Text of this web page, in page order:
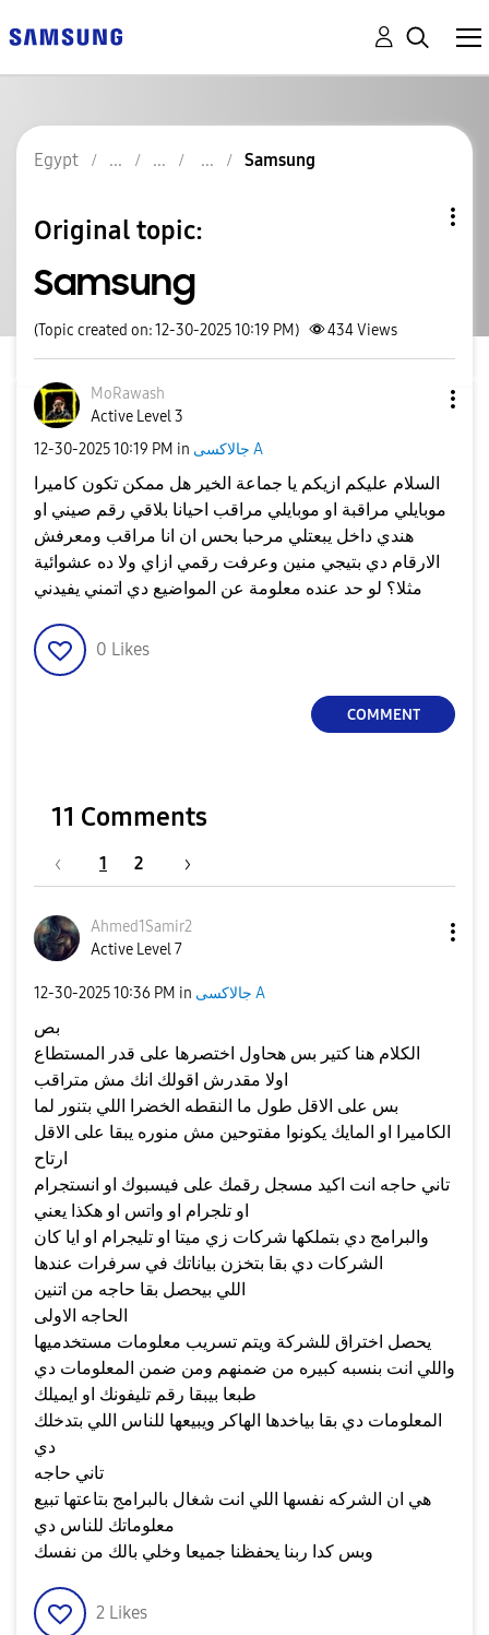
Egypt Samsung
Original topic:
Samsung
(Topic created on: 12-30-2025 10:19 PM) 434Views
MoRawash
Active Level 3
‎12-30-202510:19 PM in جالاكسى A
السلام عليكم ازيكم يا جماعة الخير هل ممكن تكون كاميرا
موبايلي مراقبة او موبايلي مراقب احيانا بلاقي رقم صيني او
هندي داخل يبعتلي مرحبا بحس ان انا مراقب ومعرفش
الارقام دي بتيجي منين وعرفت رقمي ازاي ولا ده عشوائية
0 Likes
COMMENT
11 Comments
1 2
Ahmed1Samir2
Active Level 7
‎12-30-202510:36 PM in جالاكسى A
بص
الكلام هنا كتير بس هحاول اختصرها على قدر المستطاع
اولا مقدرش اقولك انك مش متراقب
بس على الاقل طول ما النقطه الخضرا اللي بتنور لما
الكاميرا او المايك يكونوا مفتوحين مش منوره يبقا على الاقل
ارتاح
تاني حاجه انت اكيد مسجل رقمك على فيسبوك او انستجرام
او تلجرام او واتس او هكذا يعني
والبرامج دي بتملكها شركات زي ميتا او تليجرام او ايا كان
الشركات دي بقا بتخزن بياناتك في سرفرات عندها
اللي بيحصل بقا حاجه من اتنين
الحاجه الاولى
يحصل اختراق للشركة ويتم تسريب معلومات مستخدميها
واللي انت بنسبه كبيره من ضمنهم ومن ضمن المعلومات دي
طبعا بيبقا رقم تليفونك او ايميلك
المعلومات دي بقا بياخدها الهاكر ويبيعها للناس اللي بتدخلك
دي
تاني حاجه
هي ان الشركه نفسها اللي انت شغال بالبرامج بتاعتها تبيع
معلوماتك للناس دي
وبس كدا ربنا يحفظنا جميعا وخلي بالك من نفسك
2 Likes